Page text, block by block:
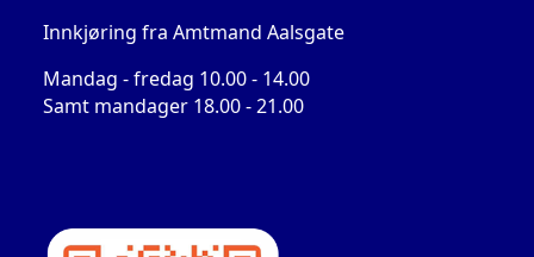
Innkjøring fra Amtmand Aalsgate
Mandag - fredag 10.00 - 14.00
Samt mandager 18.00 - 21.00